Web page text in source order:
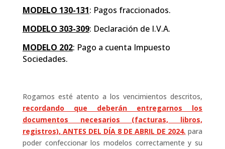
MODELO 130-131: Pagos fraccionados.
MODELO 303-309: Declaración de I.V.A.
MODELO 202: Pago a cuenta Impuesto
Sociedades.
Rogamos esté atento a los vencimientos descritos,
recordando que deberán entregarnos los
documentos necesarios (facturas, libros,
registros), ANTES DEL DÍA 8 DE ABRIL DE 2024, para
poder confeccionar los modelos correctamente y su